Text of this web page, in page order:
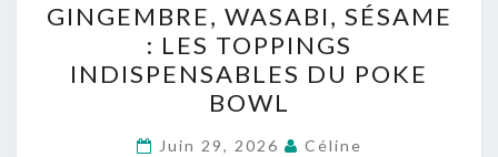
WASABI,
SÉSAME
:
LES
TOPPINGS
GINGEMBRE, WASABI, SÉSAME
: LES TOPPINGS
INDISPENSABLES DU POKE
BOWL
Juin 29, 2026 Céline